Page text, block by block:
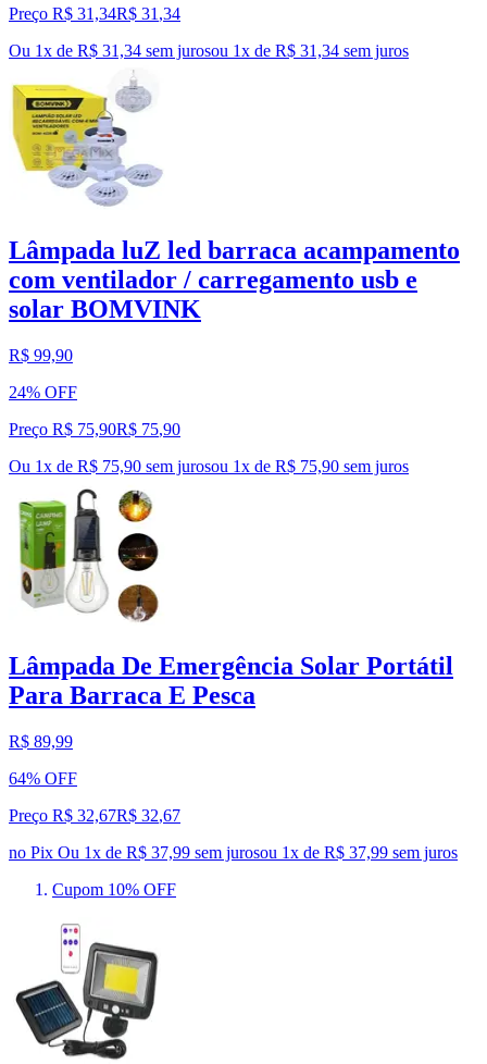
Preço R$ 31,34R$ 31 ,34
Ou 1x de R$ 31,34 sem jurosou 1x de R$ 31,34 sem juros
Lâmpada luZ led barraca acampamento
com ventilador / carregamento usb e
solar BOMVINK
R$ 99,90
24% OFF
Preço R$ 75,90R$ 75,90
Ou 1x de R$ 75,90 sem jurosou 1x de R$ 75,90 sem juros
Lâmpada De Emergência Solar Portátil
Para Barraca E Pesca
R$ 89,99
64% OFF
Preço R$ 32,67R$ 32,67
no Pix Ou 1x de R$ 37,99 sem jurosou 1x de R$ 37,99 sem juros
Cupom 10% OFF